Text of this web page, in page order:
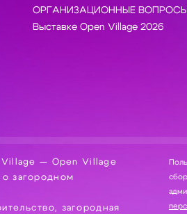
ОРГАНИЗАЦИОННЫЕ
Выставке Open Village 2026
— Open Village
загородном
загородная
сбор, хранение и обработку ваших персональных данных